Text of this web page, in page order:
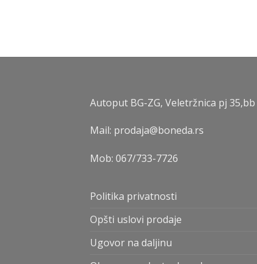
Autoput BG-ZG, Veletržnica pj 35,bb
Mail: prodaja@boneda.rs
Mob: 067/733-7726
Politika privatnosti
Opšti uslovi prodaje
Ugovor na daljinu